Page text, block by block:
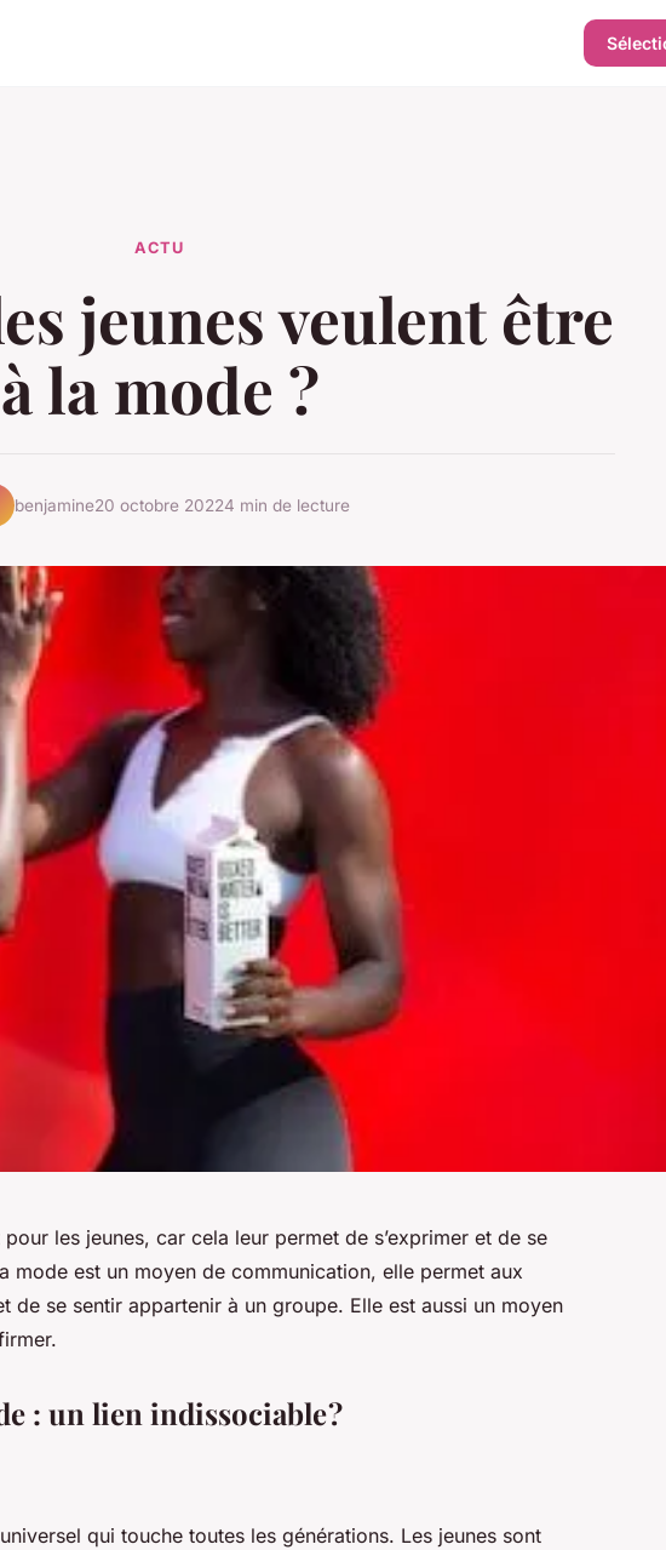
ACTU
jeunes veulent être
à la mode ?
benjamine20 octobre 20224 min de lecture
les jeunes, car cela leur permet de s’exprimer et de se
mode est un moyen de communication, elle permet aux
de se sentir appartenir à un groupe. Elle est aussi un moyen
: un lien indissociable ?
qui touche toutes les générations. Les jeunes sont